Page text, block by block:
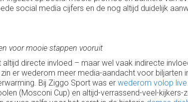
social media cijfers en de nog altijd duidelijk
voor mooie stappen vooruit
directe invloed – maar wel vaak indirecte
er wederom meer media-aandacht voor biljarten
Bij Ziggo Sport was er wederom volop
(Mosconi Cup) en altijd-verrassend-veel-